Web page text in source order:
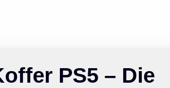
PS5 – Die